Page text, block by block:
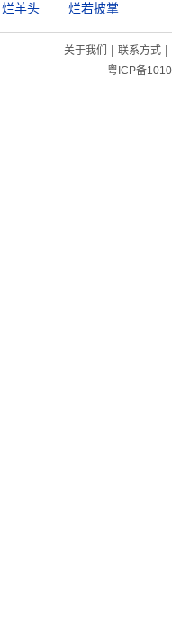
烂羊头 烂若披掌
关于我们 | 联系方式|
粤ICP备